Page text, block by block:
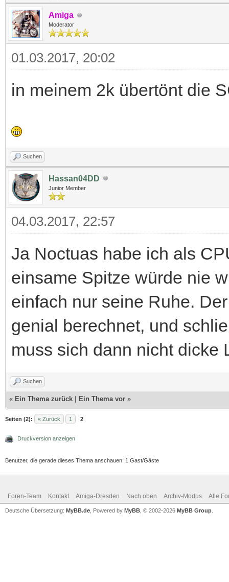
Amiga
Moderator
01.03.2017, 20:02
in meinem 2k übertönt die
Suchen
Hassan04DD
Junior Member
04.03.2017, 22:57
Ja Noctuas habe ich als
einsame Spitze würde nie
einfach nur seine Ruhe.
genial berechnet, und
muss sich dann nicht dicke
Suchen
« Ein Thema zurück Ein Thema vor »
Seiten (2): « Zurück 1 2
Druckversion anzeigen
Benutzer, die gerade dieses Thema anschauen: 1 Gast/Gäste
Foren-Team Kontakt Amiga-Dresden Nach oben Archiv-Modus Alle
Deutsche Übersetzung: MyBB.de, Powered by MyBB, © 2002-2026 MyBB Group.